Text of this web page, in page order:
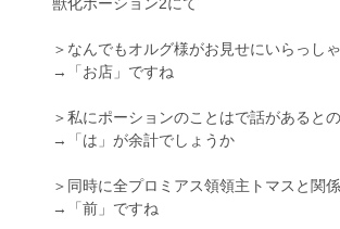
＞なんでもオルグ様がお見せにいらっし
→「お店」ですね
＞私にポーションのことはで話があるとの
→「は」が余計でしょうか
＞同時に全プロミアス領領主トマスと関
→「前」ですね